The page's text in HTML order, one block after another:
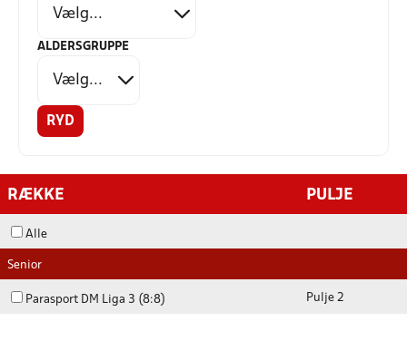
ALDERSGRUPPE
RYD
RÆKKE PULJE
Alle
Senior
Parasport DM Liga 3 (8:8) Pulje 2